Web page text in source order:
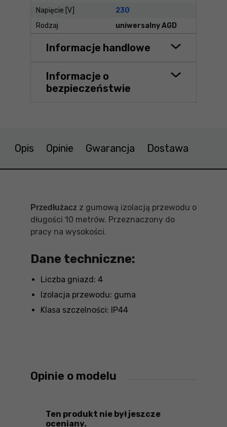
Napięcie [V]
230
Rodzaj
uniwersalny AGD
Informacje handlowe
Informacje o
bezpieczeństwie
Opis Opinie Gwarancja Dostawa
Przedłużacz z gumową izolacją przewodu o
długości 10 metrów. Przeznaczony do
pracy na wysokości.
Dane techniczne:
Liczba gniazd: 4
Izolacja przewodu: guma
Klasa szczelności: IP44
Opinie o modelu
Ten produkt nie był jeszcze
oceniany.